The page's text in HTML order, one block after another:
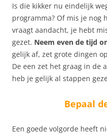
Is die kikker nu eindelijk
programma? Of mis je nog
vraagt aandacht, je hebt
gezet. Neem even de tijd
gelijk af, zet grote dingen
De een zet het graag in de
heb je gelijk al stappen
Bepaal
Een goede volgorde heeft